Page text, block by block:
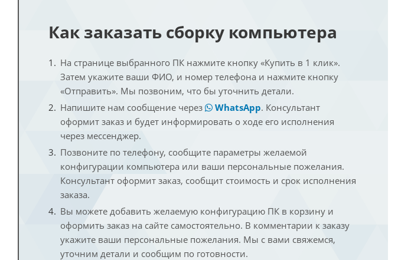
Как заказать сборку компьютера
На странице выбранного ПК нажмите кнопку «Купить в 1 клик».
Затем укажите ваши ФИО, и номер телефона и нажмите кнопку
«Отправить». Мы позвоним, что бы уточнить детали.
Напишите нам сообщение через
WhatsApp. Консультант
оформит заказ и будет информировать о ходе его исполнения
через мессенджер.
Позвоните по телефону, сообщите параметры желаемой
конфигурации компьютера или ваши персональные пожелания.
Консультант оформит заказ, сообщит стоимость и срок исполнения
заказа.
Вы можете добавить желаемую конфигурацию ПК в корзину и
оформить заказ на сайте самостоятельно. В комментарии к заказу
укажите ваши персональные пожелания. Мы с вами свяжемся,
уточним детали и сообщим по готовности.